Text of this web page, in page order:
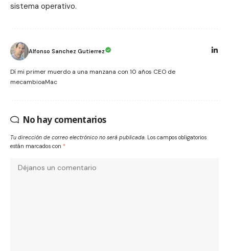
sistema operativo.
Alfonso Sanchez Gutierrez
Dí mi primer muerdo a una manzana con 10 años CEO de
mecambioaMac
No hay comentarios
Tu dirección de correo electrónico no será publicada. Los campos obligatorios
están marcados con *